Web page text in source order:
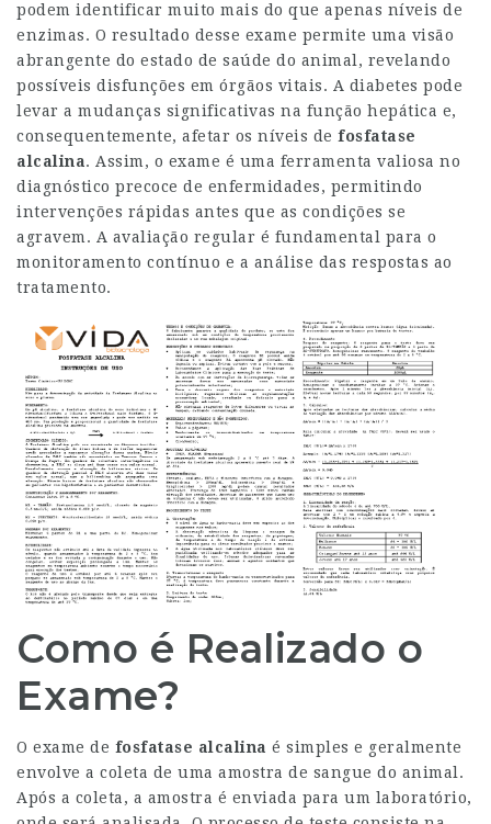
podem identificar muito mais do que apenas níveis de
enzimas. O resultado desse exame permite uma visão
abrangente do estado de saúde do animal, revelando
possíveis disfunções em órgãos vitais. A diabetes pode
levar a mudanças significativas na função hepática e,
consequentemente, afetar os níveis de fosfatase
alcalina. Assim, o exame é uma ferramenta valiosa no
diagnóstico precoce de enfermidades, permitindo
intervenções rápidas antes que as condições se
agravem. A avaliação regular é fundamental para o
monitoramento contínuo e a análise das respostas ao
tratamento.
Como é Realizado o
Exame?
O exame de fosfatase alcalina é simples e geralmente
envolve a coleta de uma amostra de sangue do animal.
Após a coleta, a amostra é enviada para um laboratório,